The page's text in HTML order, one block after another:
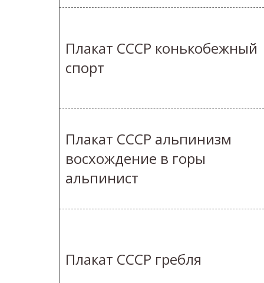
Плакат СССР конькобежный
спорт
Плакат СССР альпинизм
восхождение в горы
альпинист
Плакат СССР гребля